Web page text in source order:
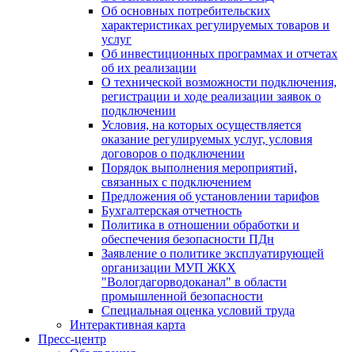
Об основных потребительских
характеристиках регулируемых товаров и
услуг
Об инвестиционных программах и отчетах
об их реализации
О технической возможности подключения,
регистрации и ходе реализации заявок о
подключении
Условия, на которых осуществляется
оказание регулируемых услуг, условия
договоров о подключении
Порядок выполнения мероприятий,
связанных с подключением
Предложения об установлении тарифов
Бухгалтерская отчетность
Политика в отношении обработки и
обеспечения безопасности ПДн
Заявление о политике эксплуатирующей
организации МУП ЖКХ
"Вологдагорводоканал" в области
промышленной безопасности
Специальная оценка условий труда
Интерактивная карта
Пресс-центр